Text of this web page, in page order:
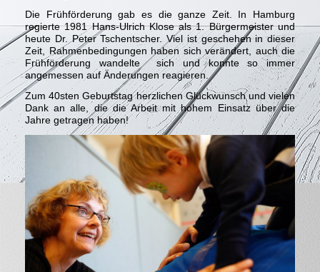
Die Frühförderung gab es die ganze Zeit. In Hamburg
regierte 1981 Hans-Ulrich Klose als 1. Bürgermeister und
heute Dr. Peter Tschentscher. Viel ist geschehen in dieser
Zeit, Rahmenbedingungen haben sich verändert, auch die
Frühförderung wandelte sich und konnte so immer
angemessen auf Änderungen reagieren.
Zum 40sten Geburtstag herzlichen Glückwunsch und vielen
Dank an alle, die die Arbeit mit hohem Einsatz über die
Jahre getragen haben!